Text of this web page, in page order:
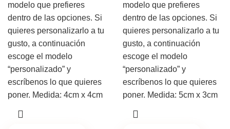
modelo que prefieres
dentro de las opciones. Si
quieres personalizarlo a tu
gusto, a continuación
escoge el modelo
“personalizado” y
escríbenos lo que quieres
poner. Medida: 4cm x 4cm
modelo que prefieres
dentro de las opciones. Si
quieres personalizarlo a tu
gusto, a continuación
escoge el modelo
“personalizado” y
escríbenos lo que quieres
poner. Medida: 5cm x 3cm